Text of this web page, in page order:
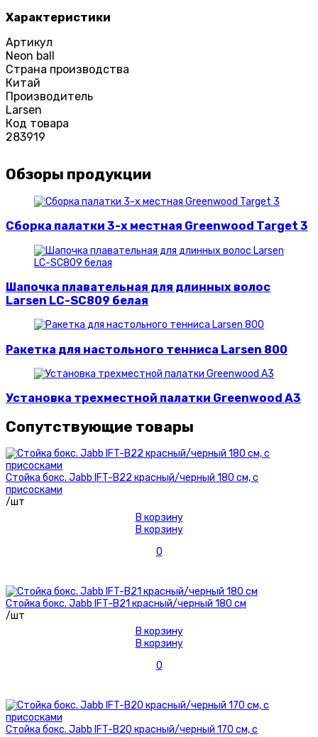
Характеристики
Артикул
Neon ball
Страна производства
Китай
Производитель
Larsen
Код товара
283919
Обзоры продукции
Сборка палатки 3-х местная Greenwood Target 3
Шапочка плавательная для длинных волос
Larsen LC-SC809 белая
Ракетка для настольного тенниса Larsen 800
Установка трехместной палатки Greenwood A3
Сопутствующие товары
Стойка бокс. Jabb IFT-B22 красный/черный 180 см, с
присосками
/шт
В корзину
В корзину
0
Стойка бокс. Jabb IFT-B21 красный/черный 180 см
/шт
В корзину
В корзину
0
Стойка бокс. Jabb IFT-B20 красный/черный 170 см, с